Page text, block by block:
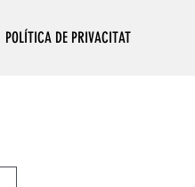
POLÍTICA DE PRIVACITAT